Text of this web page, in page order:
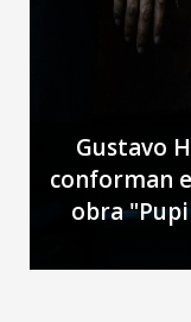
Gustavo
conforman
obra